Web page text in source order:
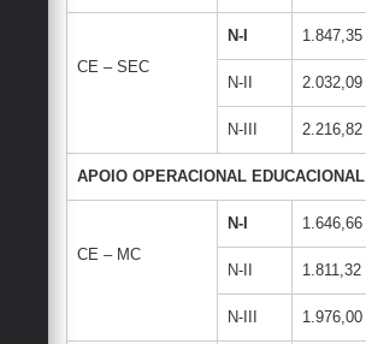
CE – SEC
N-I 1.847,35
N-II 2.032,09
N-III 2.216,82
APOIO OPERACIONAL EDUCACIONAL
CE – MC
N-I 1.646,66
N-II 1.811,32
N-III 1.976,00